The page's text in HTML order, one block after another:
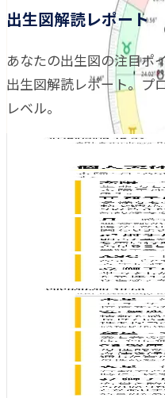
出生図解読レポート
あなたの出生図の注目ポ
出生図解読レポート。プ
レベル。